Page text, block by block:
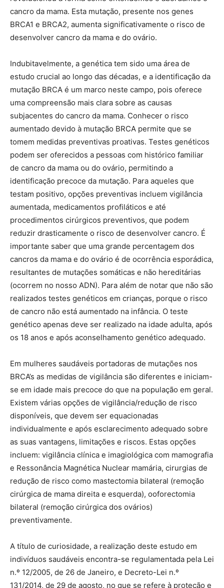
cancro da mama. Esta mutação, presente nos genes
BRCA1 e BRCA2, aumenta significativamente o risco de
desenvolver cancro da mama e do ovário.
Indubitavelmente, a genética tem sido uma área de
estudo crucial ao longo das décadas, e a identificação da
mutação BRCA é um marco neste campo, pois oferece
uma compreensão mais clara sobre as causas
subjacentes do cancro da mama. Conhecer o risco
aumentado devido à mutação BRCA permite que se
tomem medidas preventivas proativas. Testes genéticos
podem ser oferecidos a pessoas com histórico familiar
de cancro da mama ou do ovário, permitindo a
identificação precoce da mutação. Para aqueles que
testam positivo, opções preventivas incluem vigilância
aumentada, medicamentos profiláticos e até
procedimentos cirúrgicos preventivos, que podem
reduzir drasticamente o risco de desenvolver cancro. É
importante saber que uma grande percentagem dos
cancros da mama e do ovário é de ocorrência esporádica,
resultantes de mutações somáticas e não hereditárias
(ocorrem no nosso ADN). Para além de notar que não são
realizados testes genéticos em crianças, porque o risco
de cancro não está aumentado na infância. O teste
genético apenas deve ser realizado na idade adulta, após
os 18 anos e após aconselhamento genético adequado.
Em mulheres saudáveis portadoras de mutações nos
BRCA’s as medidas de vigilância são diferentes e iniciam-
se em idade mais precoce do que na população em geral.
Existem várias opções de vigilância/redução de risco
disponíveis, que devem ser equacionadas
individualmente e após esclarecimento adequado sobre
as suas vantagens, limitações e riscos. Estas opções
incluem: vigilância clínica e imagiológica com mamografia
e Ressonância Magnética Nuclear mamária, cirurgias de
redução de risco como mastectomia bilateral (remoção
cirúrgica de mama direita e esquerda), ooforectomia
bilateral (remoção cirúrgica dos ovários)
preventivamente.
A título de curiosidade, a realização deste estudo em
indivíduos saudáveis encontra-se regulamentada pela Lei
n.º 12/2005, de 26 de Janeiro, e Decreto-Lei n.º
131/2014, de 29 de agosto, no que se refere à proteção e